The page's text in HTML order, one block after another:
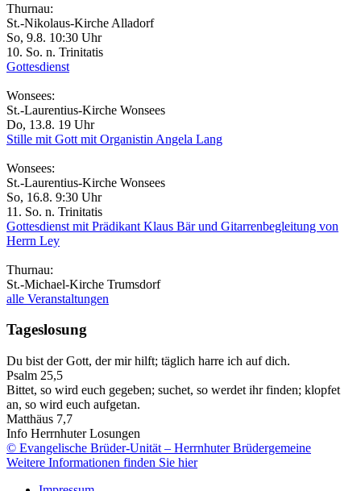
Thurnau:
St.-Nikolaus-Kirche Alladorf
So, 9.8. 10:30 Uhr
10. So. n. Trinitatis
Gottesdienst
Wonsees:
St.-Laurentius-Kirche Wonsees
Do, 13.8. 19 Uhr
Stille mit Gott mit Organistin Angela Lang
Wonsees:
St.-Laurentius-Kirche Wonsees
So, 16.8. 9:30 Uhr
11. So. n. Trinitatis
Gottesdienst mit Prädikant Klaus Bär und Gitarrenbegleitung von
Herrn Ley
Thurnau:
St.-Michael-Kirche Trumsdorf
alle Veranstaltungen
Tageslosung
Du bist der Gott, der mir hilft; täglich harre ich auf dich.
Psalm 25,5
Bittet, so wird euch gegeben; suchet, so werdet ihr finden; klopfet
an, so wird euch aufgetan.
Matthäus 7,7
Info Herrnhuter Losungen
© Evangelische Brüder-Unität – Herrnhuter Brüdergemeine
Weitere Informationen finden Sie hier